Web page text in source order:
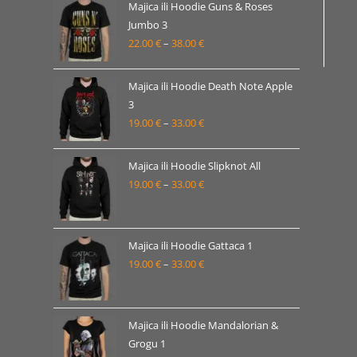
16.00 €
30.00 €
Majica ili Hoodie Guns & Roses
Jumbo 3
22.00€– 38.00€Raspon
od
do
Majica ili Hoodie Death Note Apple
3
19.00€– 33.00€Raspon
od
19.00 €
Majica ili Hoodie Slipknot All
19.00€– 33.00€Raspon
od
19.00 €
do
Majica ili Hoodie Gattaca 1
19.00€– 33.00€Raspon
od
19.00 €
Majica ili Hoodie Mandalorian &
Grogu 1